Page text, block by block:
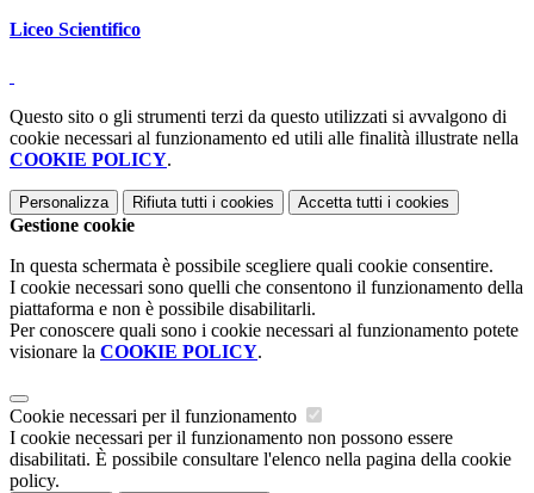
Liceo Scientifico
Questo sito o gli strumenti terzi da questo utilizzati si avvalgono di
cookie necessari al funzionamento ed utili alle finalità illustrate nella
COOKIE POLICY.
Personalizza Rifiuta tutti i cookies Accetta tutti i cookies
Gestione cookie
In questa schermata è possibile scegliere quali cookie consentire.
I cookie necessari sono quelli che consentono il funzionamento della
piattaforma e non è possibile disabilitarli.
Per conoscere quali sono i cookie necessari al funzionamento potete
visionare la COOKIE POLICY.
Cookie necessari per il funzionamento
I cookie necessari per il funzionamento non possono essere
disabilitati. È possibile consultare l'elenco nella pagina della cookie
policy.